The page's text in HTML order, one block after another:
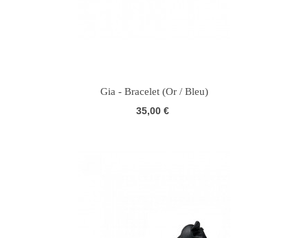
Gia - Bracelet (Or / Bleu)
35,00 €